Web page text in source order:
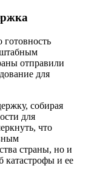
отправили
для
собирая
для
что
страны, но и
и ее